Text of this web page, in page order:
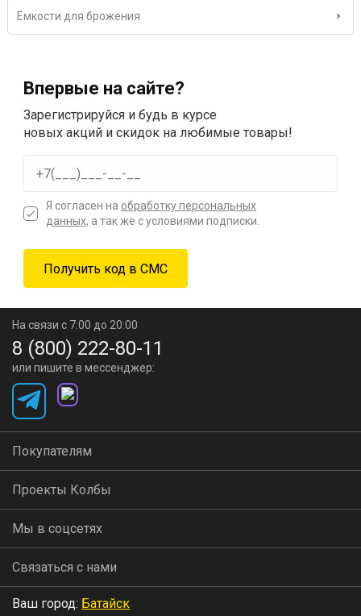
Емкости для брожения
Впервые на сайте?
Зарегистрируйся и будь в курсе
новых акций и скидок на любимые товары!
Я согласен на обработку персональных
данных, а так же с условиями подписки.
На связи с 7:00 до 20:00
8 (800) 222-80-11
или пишите в мессенджер:
Покупателям
Проекты Колбы
Мы в соцсетях
Связаться с нами
Ваш город: Батайск